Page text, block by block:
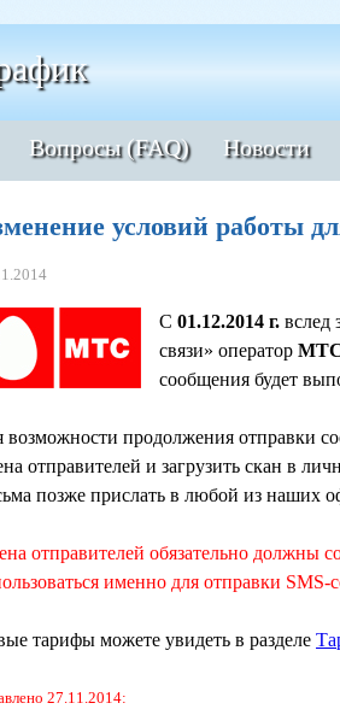
Вопросы (FAQ) Новости
условий работы
С 01.12.2014 г. вслед
связи» оператор
сообщения будет
возможности продолжения отправки
отправителей и загрузить скан в
позже прислать в любой из наших
отправителей обязательно должны
именно для отправки
тарифы можете увидеть в разделе
27.11.2014: